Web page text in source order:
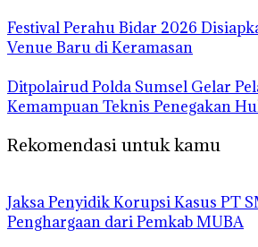
Festival Perahu Bidar 2026
Venue Baru di Keramasan
Ditpolairud Polda Sumsel Gelar
Kemampuan Teknis Penegakan
Rekomendasi untuk kamu
Jaksa Penyidik Korupsi Kasus PT
Penghargaan dari Pemkab MUBA